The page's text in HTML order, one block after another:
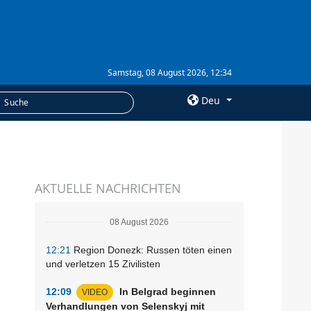
Samstag, 08 August 2026, 12:34
Deu
Abonnement
AKTUELLE NACHRICHTEN
08 August 2026
12:21 Region Donezk: Russen töten einen
und verletzen 15 Zivilisten
12:09 VIDEO
In Belgrad beginnen
Verhandlungen von Selenskyj mit